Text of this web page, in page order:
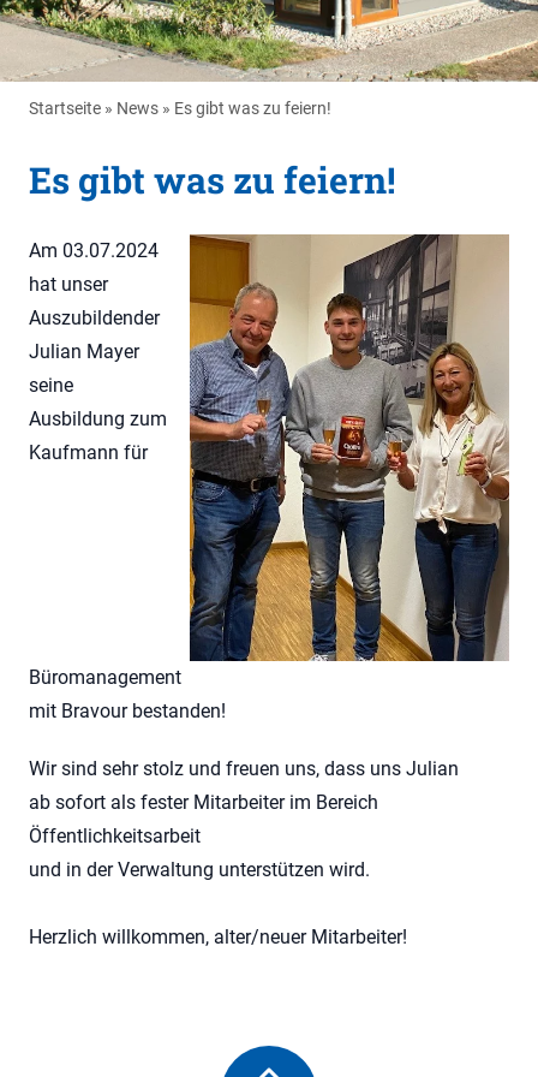
Startseite » News » Es gibt was zu feiern!
Es gibt was zu feiern!
Am 03.07.2024
hat unser
Auszubildender
Julian Mayer
seine
Ausbildung zum
Kaufmann für
Büromanagement
mit Bravour bestanden!
Wir sind sehr stolz und freuen uns, dass uns Julian
ab sofort als fester Mitarbeiter im Bereich
Öffentlichkeitsarbeit
und in der Verwaltung unterstützen wird.
Herzlich willkommen, alter/neuer Mitarbeiter!